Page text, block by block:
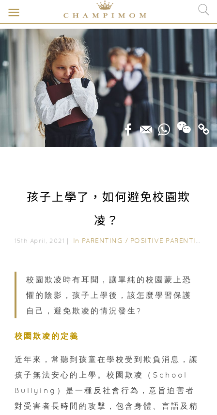
孩子上學了，如何避免校園欺
凌？
15th April, 2021｜ In PARENTING / POSITIVE PARENTING
校園欺凌時有耳聞，讓單純的校園蒙上恐
懼的陰影，孩子上學後，該怎麼學習保護
自己，避免欺凌的情況發生?
校園欺凌的定義
近年來，常聽到孩童在學校受到欺負消息，讓
孩子無法安心的上學。校園欺凌（School
Bullying）是一種反社會行為，意旨迫害者
對受害者長時間的攻擊，包含身體、言語及精